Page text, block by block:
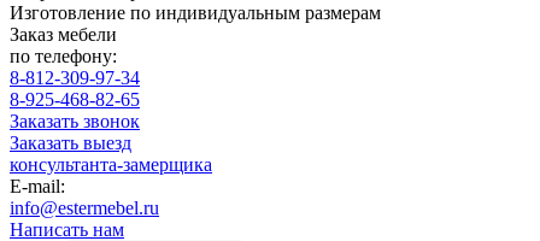
Изготовление по индивидуальным размерам
Заказ мебели
по телефону:
8-812-309-97-34
8-925-468-82-65
Заказать звонок
Заказать выезд
консультанта-замерщика
E-mail:
info@estermebel.ru
Написать нам